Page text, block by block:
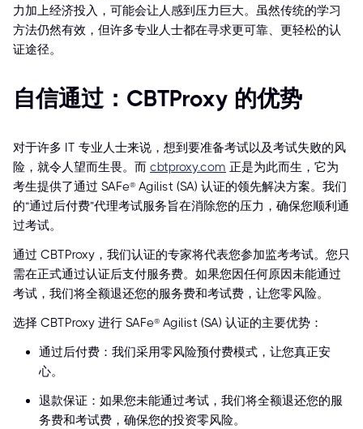
力加上经济投入，可能会让人感到压力巨大。虽然传统的学习
方法仍然有效，但许多专业人士都在寻求更可靠、更轻松的认
证途径。
自信通过：CBTProxy 的优势
对于许多 IT 专业人士来说，想到要准备考试以及考试失败的风
险，就令人望而生畏。而 cbtproxy.com 正是为此而生，它为
考生提供了通过 SAFe® Agilist (SA) 认证的领先解决方案。我们
的“通过后付费”代理考试服务旨在消除您的压力，确保您顺利通
过考试。
通过 CBTProxy，我们认证的专家将代表您参加监考考试。您只
需在正式通过认证后支付服务费。如果您因任何原因未能通过
考试，我们将全额退还您的服务费和考试费，让您零风险。
选择 CBTProxy 进行 SAFe® Agilist (SA) 认证的主要优势：
通过后付费：我们采用零风险预付费模式，让您真正安
心。
退款保证：如果您未能通过考试，我们将全额退还您的服
务费和考试费，确保您的投资零风险。